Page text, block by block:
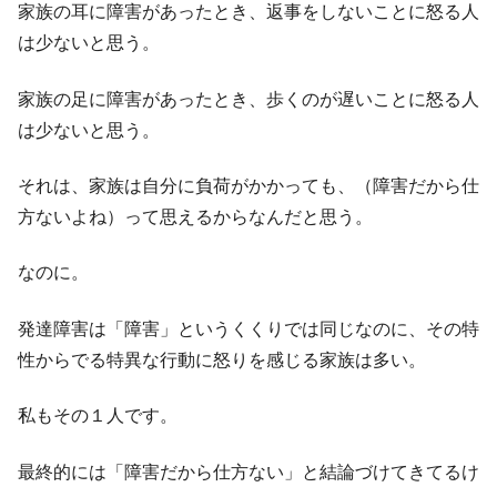
家族の耳に障害があったとき、返事をしないことに怒る人
は少ないと思う。
家族の足に障害があったとき、歩くのが遅いことに怒る人
は少ないと思う。
それは、家族は自分に負荷がかかっても、（障害だから仕
方ないよね）って思えるからなんだと思う。
なのに。
発達障害は「障害」というくくりでは同じなのに、その特
性からでる特異な行動に怒りを感じる家族は多い。
私もその１人です。
最終的には「障害だから仕方ない」と結論づけてきてるけ